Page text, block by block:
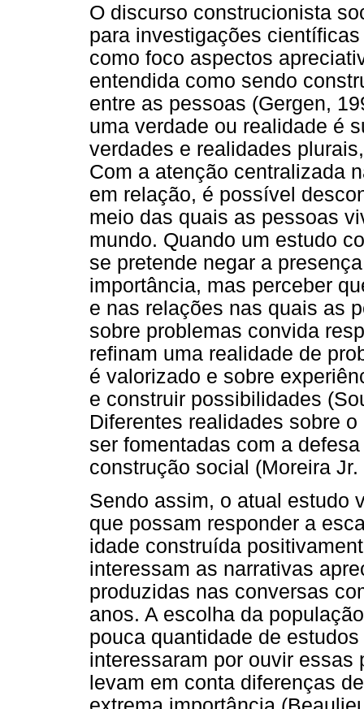
O discurso construcionista
para investigações
como foco aspectos
entendida como sendo
entre as pessoas (Gergen,
uma verdade ou realidade é
verdades e realidades
Com a atenção centralizada
em relação, é possível
meio das quais as pessoas
mundo. Quando um estudo
se pretende negar a
importância, mas perceber
e nas relações nas quais as
sobre problemas convida
refinam uma realidade de
é valorizado e sobre
e construir possibilidades
Diferentes realidades sobre
ser fomentadas com a
construção social (Moreira
Sendo assim, o atual estudo
que possam responder a
idade construída
interessam as narrativas
produzidas nas conversas
anos. A escolha da
pouca quantidade de
interessaram por ouvir
levam em conta diferenças